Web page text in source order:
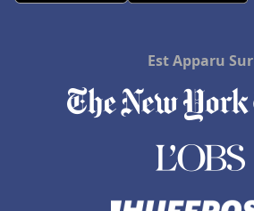
Hôtels avec piscine à Grenade
Hôtels avec piscine en Thaïlande
Hôtels avec piscine à Rapallo
Est Apparu Sur